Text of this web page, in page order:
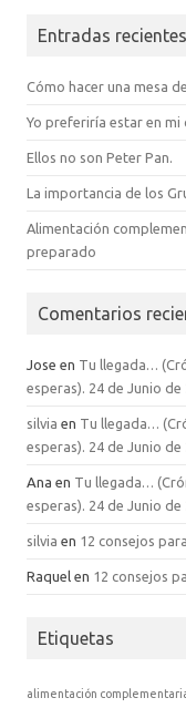
Entradas recientes
Cómo hacer una mesa
Yo preferiría estar en mi
Ellos no son Peter Pan.
La importancia de los
Alimentación
preparado
Comentarios
Jose en Tu llegada…
esperas). 24 de Junio de
silvia en Tu llegada…
esperas). 24 de Junio de
Ana en Tu llegada…
esperas). 24 de Junio de
silvia en 12 consejos
Raquel en 12 consejos
Etiquetas
alimentación